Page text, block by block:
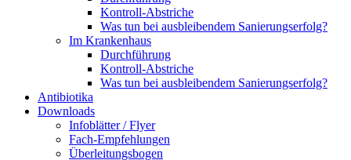
Kontroll-Abstriche
Was tun bei ausbleibendem Sanierungserfolg?
Im Krankenhaus
Durchführung
Kontroll-Abstriche
Was tun bei ausbleibendem Sanierungserfolg?
Antibiotika
Downloads
Infoblätter / Flyer
Fach-Empfehlungen
Überleitungsbogen